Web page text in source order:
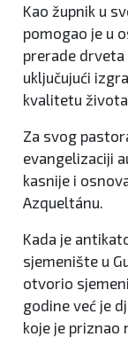
Kao župnik u
pomogao je u
prerade
uključujući
kvalitetu
Za svog
evangelizaciji
kasnije i
Azqueltánu.
Kada je
sjemenište u
otvorio
godine već je
koje je priznao